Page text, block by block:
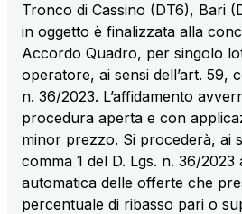
Elgea
Produzione e vendita di energia
AdMoving
spazi, servizi pubblicitari,
di servizio
Tronco di Cassino (DT6), Bari
in oggetto è finalizzata alla
Accordo Quadro, per singolo
operatore, ai sensi dell’art. 59,
n. 36/2023. L’affidamento
procedura aperta e con
minor prezzo. Si procederà, ai
comma 1 del D. Lgs. n. 36/2023
automatica delle offerte che
percentuale di ribasso pari o